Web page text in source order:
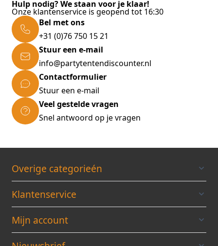
Hulp nodig? We staan voor je klaar!
Onze klantenservice is geopend tot 16:30
Bel met ons
+31 (0)76 750 15 21
Stuur een e-mail
info@partytentendiscounter.nl
Contactformulier
Stuur een e-mail
Veel gestelde vragen
Snel antwoord op je vragen
Overige categorieén
Klantenservice
Mijn account